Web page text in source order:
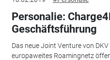
Personalie:
Geschäftsführung
Das neue Joint Venture von
europaweites Roamingnetz